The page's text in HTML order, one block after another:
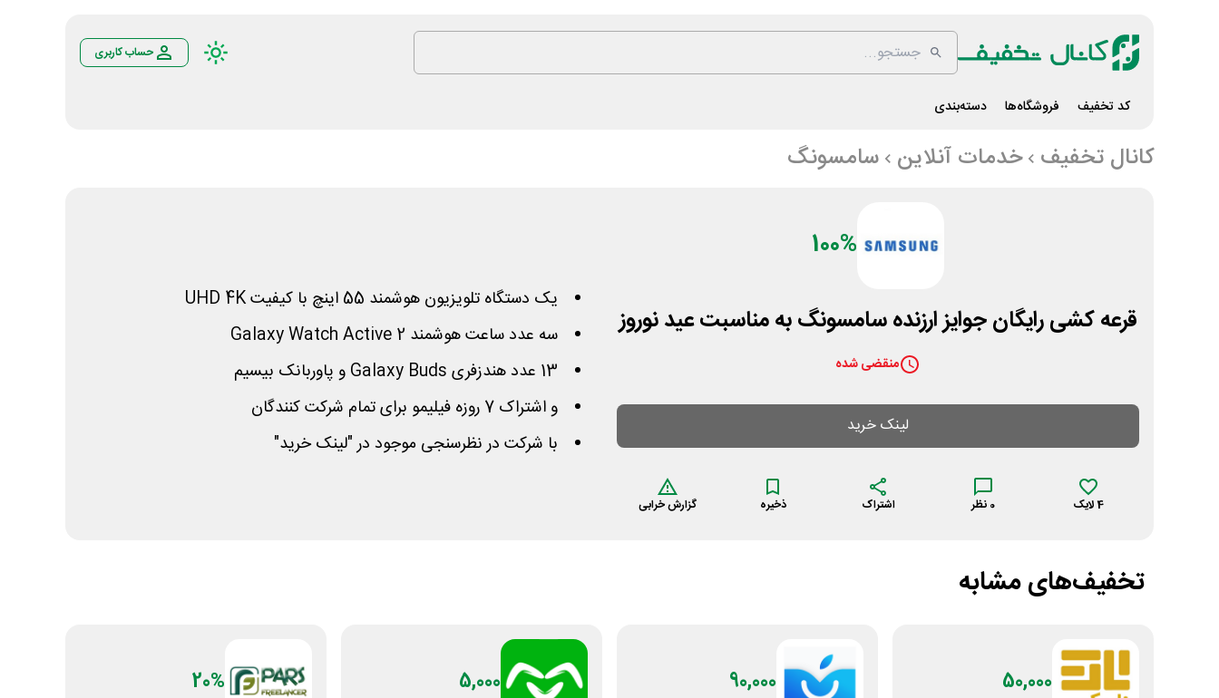
حساب کاربری
کد تخفیف فروشگاه‌ها دسته‌بندی
کانال تخفیف خدمات آنلاین سامسونگ
100%
قرعه کشی رایگان جوایز ارزنده سامسونگ به مناسبت عید نوروز
منقضی شده
لینک خرید
4 لایک 0 نظر اشتراک ذخیره گزارش خرابی
یک دستگاه تلویزیون هوشمند 55 اینچ با کیفیت UHD 4K
سه عدد ساعت هوشمند
GalaxyWatch Active 2
13 عدد هندزفری
Galaxy Buds
و پاوربانک بیسیم
و اشتراک 7 روزه فیلیمو برای تمام شرکت کنندگان
با شرکت در نظرسنجی موجود در "لینک خرید"
تخفیف‌های مشابه
50,000
90,000
5,000
20%